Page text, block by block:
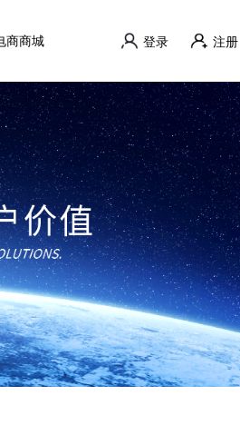
商商城 登录 注册